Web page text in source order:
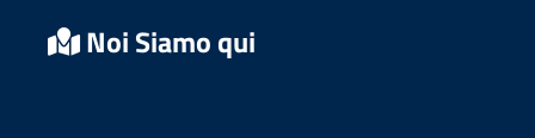
Noi Siamo qui